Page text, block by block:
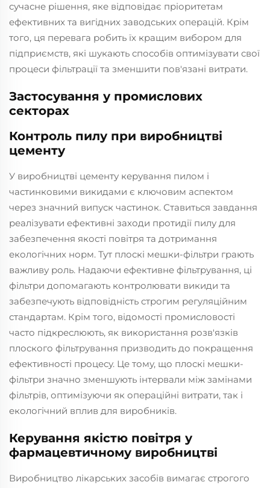
сучасне рішення, яке відповідає пріоритетам
ефективних та вигідних заводських операцій. Крім
того, ця перевага робить їх кращим вибором для
підприємств, які шукають способів оптимізувати свої
процеси фільтрації та зменшити пов'язані витрати.
Застосування у промислових
секторах
Контроль пилу при виробництві
цементу
У виробництві цементу керування пилом і
частинковими викидами є ключовим аспектом
через значний випуск частинок. Ставиться завдання
реалізувати ефективні заходи протидії пилу для
забезпечення якості повітря та дотримання
екологічних норм. Тут плоскі мешки-фільтри грають
важливу роль. Надаючи ефективне фільтрування, ці
фільтри допомагають контролювати викиди та
забезпечують відповідність строгим регуляційним
стандартам. Крім того, відомості промисловості
часто підкреслюють, як використання розв'язків
плоского фільтрування призводить до покращення
ефективності процесу. Це тому, що плоскі мешки-
фільтри значно зменшують інтервали між замінами
фільтрів, оптимізуючи як операційні витрати, так і
екологічний вплив для виробників.
Керування якістю повітря у
фармацевтичному виробництві
Виробництво лікарських засобів вимагає строгого